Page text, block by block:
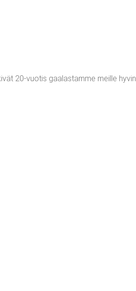
20-vuotis gaalastamme meille hyvin